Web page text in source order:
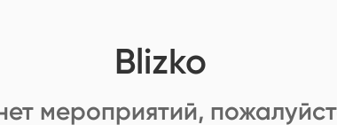
Blizko
мероприятий,